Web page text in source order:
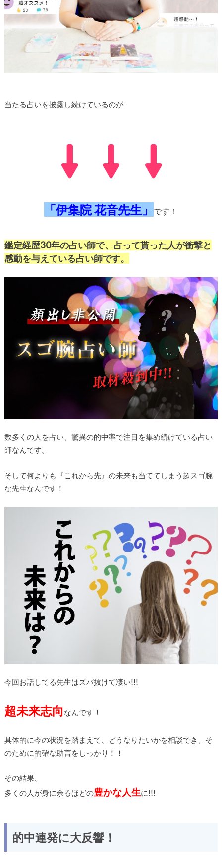
当たる占いを披露し続けているのが
「伊集院 花音先生」 です！
鑑定経歴30年の占い師で、占って貰った人が衝撃と
感動を与えている占い師です。
数多くの人を占い、驚異の的中率で注目を集め続けている占い
師なんです。
そして何よりも
『これから先』の未来も当ててしまう超スゴ腕
な先生なんです！
今回お話してる先生はズバ抜けて凄い!!!
超未来志向なんです！
具体的に今の状況を踏まえて、どうなりたいかを相談でき、そ
のために的確な助言をしっかり！！
その結果、
多くの人が身に余るほどの豊かな人生に!!!
的中連発に大反響！